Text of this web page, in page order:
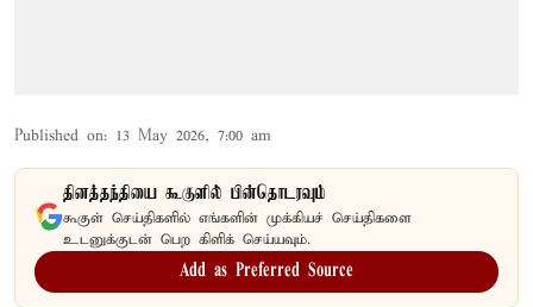
Published on: 13 May 2026, 7:00 am
தினத்தந்தியை கூகுளில் பின்தொடரவும்
கூகுள் செய்திகளில் எங்களின் முக்கியச் செய்திகளை
உடனுக்குடன் பெற கிளிக் செய்யவும்.
Add as Preferred Source